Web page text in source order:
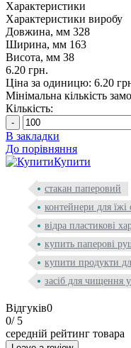
Характеристики
Характеристики виробу
Довжина, мм 328
Ширина, мм 163
Висота, мм 38
6.20 грн.
Ціна за одиницю: 6.20
Мінімальна кількість
Кількість:
-
В закладки
До порівняння
Купити
стакан паперовий
контейнери для їжі
відра пластикові
купить паперові
купити продукти
засіб для чищення
Відгуків0
0/ 5
середній рейтинг товара